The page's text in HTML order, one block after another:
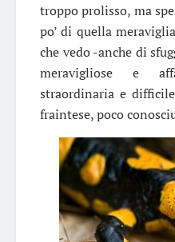
troppo prolisso, ma
po’ di quella
che vedo -anche di
meravigliose e
straordinaria e
fraintese, poco